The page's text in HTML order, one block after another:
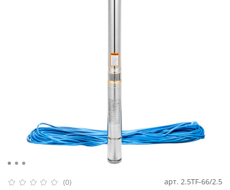
(0) арт. 2.5TF-66/2.5